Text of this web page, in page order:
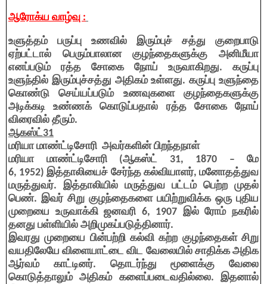
ஆரோக்ய வாழ்வு :
உளுத்தம் பருப்பு உணவில் இரும்புச் சத்து குறைபாடு
ஏற்பட்டால் பெரும்பாலான குழந்தைகளுக்கு அனிமீயா
எனப்படும் ரத்த சோகை நோய் உருவாகிறது. கருப்பு
உளுந்தில் இரும்புச்சத்து அதிகம் உள்ளது. கருப்பு உளுந்தை
கொண்டு செய்யப்படும் உணவுகளை குழந்தைகளுக்கு
அடிக்கடி உண்ணக் கொடுப்பதால் ரத்த சோகை நோய்
விரைவில் தீரும்.
ஆகஸ்ட்31
மரியா மாண்ட்டிசோரி அவர்களின் பிறந்தநாள்
மரியா மாண்ட்டிசோரி (ஆகஸ்ட் 31, 1870 – மே
6, 1952) இத்தாலியைச் சேர்ந்த கல்வியாளர், மனோதத்துவ
மருத்துவர். இத்தாலியில் மருத்துவ பட்டம் பெற்ற முதல்
பெண். இவர் சிறு குழந்தைகளை பயிற்றுவிக்க ஒரு புதிய
முறையை உருவாக்கி ஜனவரி 6, 1907 இல் ரோம் நகரில்
தனது பள்ளியில் அறிமுகப்படுத்தினார்.
இவரது முறையை பின்பற்றி கல்வி கற்ற குழந்தைகள் சிறு
வயதிலேயே விளையாட்டை விட வேலையில் சாதிக்க அதிக
ஆர்வம் காட்டினர். தொடர்ந்து மூளைக்கு வேலை
கொடுத்தாலும் அதிகம் களைப்படைவதில்லை. இதனால்